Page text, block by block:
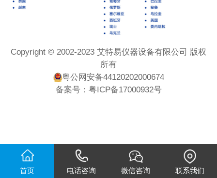
Copyright © 2002-2023 艾特易仪器设备有限公司 版权
所有
粤公网安备44120202000674
备案号： 粤ICP备17000932号
首页 电话咨询 微信咨询 联系我们